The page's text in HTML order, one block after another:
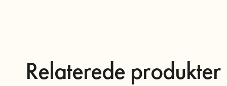
Relaterede produkter